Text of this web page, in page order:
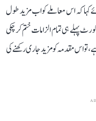
کہ اس معاملے کو اب مزید طول
پہلے ہی تمام الزامات ختم کر چکی
تو اس مقدمہ کو مزید جاری رکھنے کی